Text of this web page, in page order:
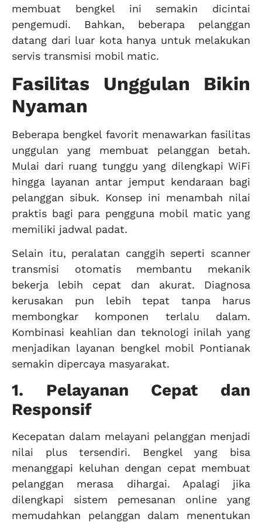
membuat bengkel ini semakin dicintai
pengemudi. Bahkan, beberapa pelanggan
datang dari luar kota hanya untuk melakukan
servis transmisi mobil matic.
Fasilitas Unggulan Bikin
Nyaman
Beberapa bengkel favorit menawarkan fasilitas
unggulan yang membuat pelanggan betah.
Mulai dari ruang tunggu yang dilengkapi WiFi
hingga layanan antar jemput kendaraan bagi
pelanggan sibuk. Konsep ini menambah nilai
praktis bagi para pengguna mobil matic yang
memiliki jadwal padat.
Selain itu, peralatan canggih seperti scanner
transmisi otomatis membantu mekanik
bekerja lebih cepat dan akurat. Diagnosa
kerusakan pun lebih tepat tanpa harus
membongkar komponen terlalu dalam.
Kombinasi keahlian dan teknologi inilah yang
menjadikan layanan bengkel mobil Pontianak
semakin dipercaya masyarakat.
1. Pelayanan Cepat dan
Responsif
Kecepatan dalam melayani pelanggan menjadi
nilai plus tersendiri. Bengkel yang bisa
menanggapi keluhan dengan cepat membuat
pelanggan merasa dihargai. Apalagi jika
dilengkapi sistem pemesanan online yang
memudahkan pelanggan dalam menentukan